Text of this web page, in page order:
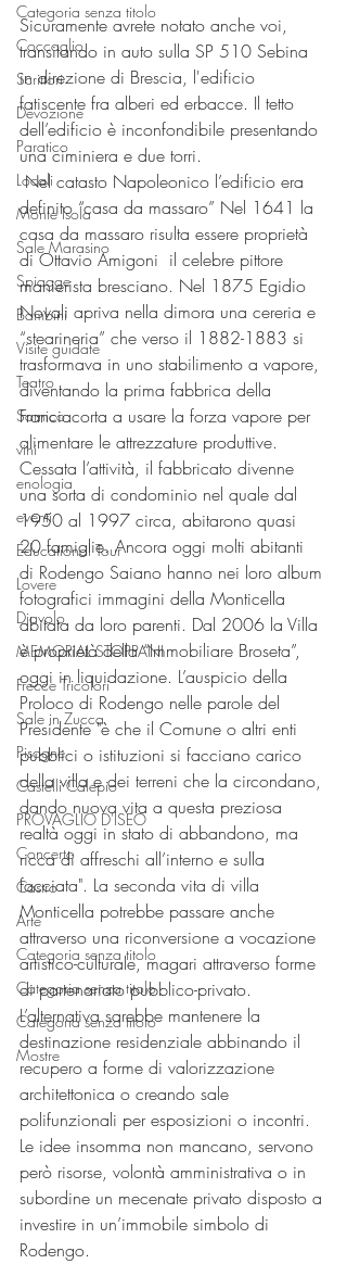
Categoria senza titolo
Coccaglio
Scrittori
Devozione
Paratico
Locali
Monte Isola
Sale Marasino
Spiagge
Bambini
Visite guidate
Teatro
Sarnico
vini
enologia
eventi
Educational Tour
Lovere
Diavolo
MEMORIAL STOPPANI
Frecce Tricolori
Sale in Zucca
Pisogne
Castelli Calepio
PROVAGLIO D'ISEO
Concerto
Castro
Arte
Categoria senza titolo
Categoria senza titolo
Categoria senza titolo
Mostre
Sicuramente avrete notato anche voi,
transitando in auto sulla SP 510 Sebina
in direzione di Brescia, l'edificio
fatiscente fra alberi ed erbacce. Il tetto
dell’edificio è inconfondibile presentando
una ciminiera e due torri.
Nel catasto Napoleonico l’edificio era
definito “casa da massaro” Nel 1641 la
casa da massaro risulta essere proprietà
di Ottavio Amigoni  il celebre pittore
manierista bresciano. Nel 1875 Egidio
Novali apriva nella dimora una cereria e
“stearineria” che verso il 1882-1883 si
trasformava in uno stabilimento a vapore,
diventando la prima fabbrica della
Franciacorta a usare la forza vapore per
alimentare le attrezzature produttive.
Cessata l’attività, il fabbricato divenne
una sorta di condominio nel quale dal
1950 al 1997 circa, abitarono quasi
20 famiglie. Ancora oggi molti abitanti
di Rodengo Saiano hanno nei loro album
fotografici immagini della Monticella
abitata da loro parenti. Dal 2006 la Villa
è proprietà della “Immobiliare Broseta”,
oggi in liquidazione. L’auspicio della
Proloco di Rodengo nelle parole del
Presidente "è che il Comune o altri enti
pubblici o istituzioni si facciano carico
della villa e dei terreni che la circondano,
dando nuova vita a questa preziosa
realtà oggi in stato di abbandono, ma
ricca di affreschi all’interno e sulla
facciata". La seconda vita di villa
Monticella potrebbe passare anche
attraverso una riconversione a vocazione
artistico-culturale, magari attraverso forme
di partenariato pubblico-privato.
L’alternativa sarebbe mantenere la
destinazione residenziale abbinando il
recupero a forme di valorizzazione
architettonica o creando sale
polifunzionali per esposizioni o incontri.
Le idee insomma non mancano, servono
però risorse, volontà amministrativa o in
subordine un mecenate privato disposto a
investire in un’immobile simbolo di
Rodengo.